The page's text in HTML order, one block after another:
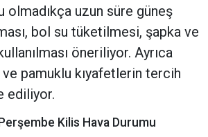
olmadıkça uzun süre güneş
bol su tüketilmesi, şapka ve
öneriliyor. Ayrıca
pamuklu kıyafetlerin tercih
ediliyor.
Kilis Hava Durumu